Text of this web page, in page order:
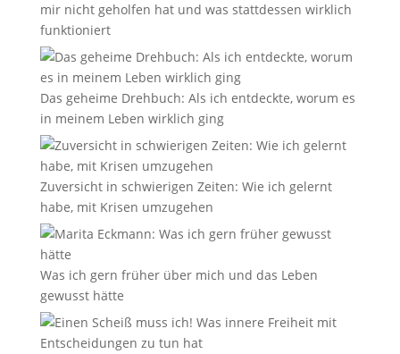
mir nicht geholfen hat und was stattdessen wirklich
funktioniert
Das geheime Drehbuch: Als ich entdeckte, worum es
in meinem Leben wirklich ging
Zuversicht in schwierigen Zeiten: Wie ich gelernt
habe, mit Krisen umzugehen
Was ich gern früher über mich und das Leben
gewusst hätte